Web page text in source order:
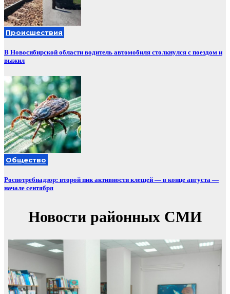
Происшествия
В Новосибирской области водитель автомобиля столкнулся с поездом и
выжил
Общество
Роспотребнадзор: второй пик активности клещей — в конце августа —
начале сентября